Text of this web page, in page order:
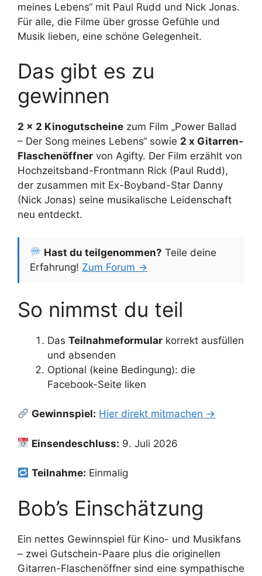
meines Lebens“ mit Paul Rudd und Nick Jonas.
Für alle, die Filme über grosse Gefühle und
Musik lieben, eine schöne Gelegenheit.
Das gibt es zu
gewinnen
2 x 2 Kinogutscheine zum Film „Power Ballad
– Der Song meines Lebens“ sowie 2 x Gitarren-
Flaschenöffner von Agifty. Der Film erzählt von
Hochzeitsband-Frontmann Rick (Paul Rudd),
der zusammen mit Ex-Boyband-Star Danny
(Nick Jonas) seine musikalische Leidenschaft
neu entdeckt.
Hast du teilgenommen? Teile deine
Erfahrung! Zum Forum →
So nimmst du teil
Das Teilnahmeformular korrekt ausfüllen
und absenden
Optional (keine Bedingung): die
Facebook-Seite liken
Gewinnspiel: Hier direkt mitmachen →
Einsendeschluss: 9. Juli 2026
Teilnahme: Einmalig
Bob’s Einschätzung
Ein nettes Gewinnspiel für Kino- und Musikfans
– zwei Gutschein-Paare plus die originellen
Gitarren-Flaschenöffner sind eine sympathische